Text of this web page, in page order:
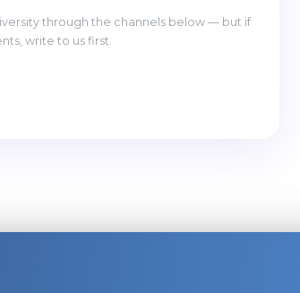
through the channels below — but if
write to us first.